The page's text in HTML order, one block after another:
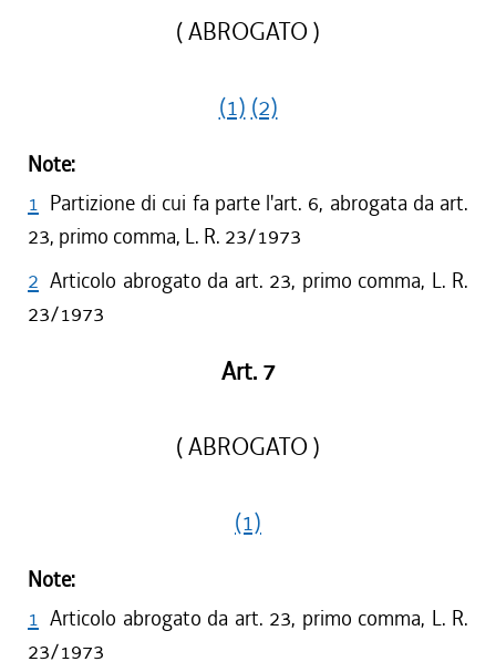
( ABROGATO )
(1) (2)
Note:
1 Partizione di cui fa parte l'art. 6, abrogata da art.
23, primo comma, L. R. 23/1973
2 Articolo abrogato da art. 23, primo comma, L. R.
23/1973
Art. 7
( ABROGATO )
(1)
Note:
1 Articolo abrogato da art. 23, primo comma, L. R.
23/1973